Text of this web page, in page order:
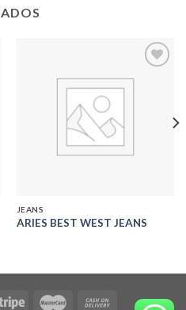
JEANS
ARIES BEST WEST JEANS